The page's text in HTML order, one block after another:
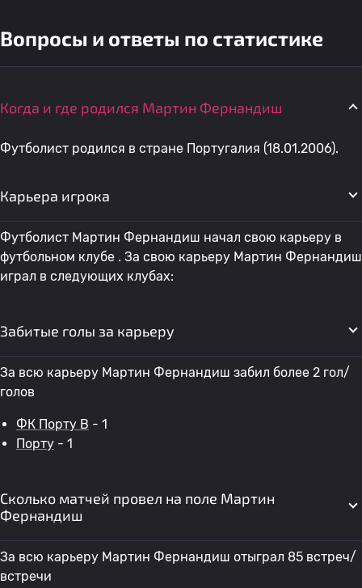
Вопросы и ответы по статистике
Когда и где родился Мартин Фернандиш
Футболист родился в стране Португалия (18.01.2006).
Карьера игрока
Футболист Мартин Фернандиш начал свою карьеру в
футбольном клубе . За свою карьеру Мартин Фернандиш
играл в следующих клубах:
Забитые голы за карьеру
За всю карьеру Мартин Фернандиш забил более 2 гол/
голов
ФК Порту B - 1
Порту - 1
Сколько матчей провел на поле Мартин
Фернандиш
За всю карьеру Мартин Фернандиш отыграл 85 встреч/
встречи